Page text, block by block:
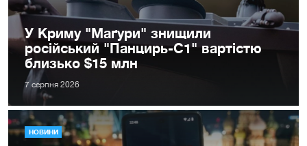
У Криму "Маґури" знищили
російський "Панцирь-С1" вартістю
близько $15 млн
7 серпня 2026
НОВИНИ